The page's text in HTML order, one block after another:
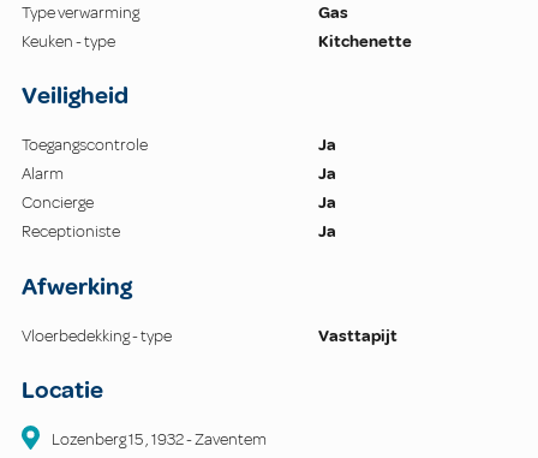
Type verwarming
Gas
Keuken - type
Kitchenette
Veiligheid
Toegangscontrole
Ja
Alarm
Ja
Concierge
Ja
Receptioniste
Ja
Afwerking
Vloerbedekking - type Vasttapijt
Locatie
Lozenberg15,1932-Zaventem